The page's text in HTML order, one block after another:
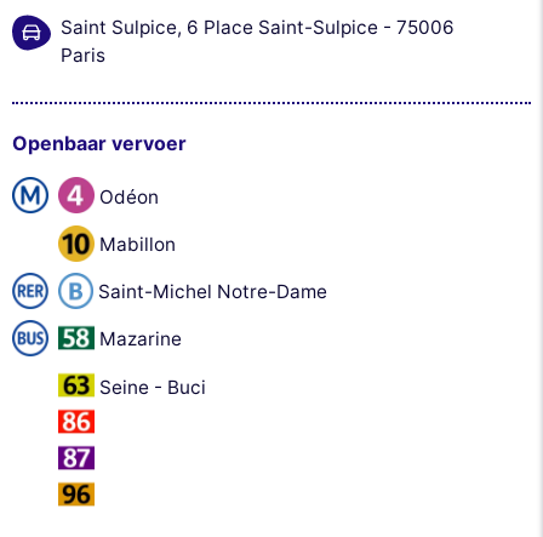
Saint Sulpice, 6 Place Saint-Sulpice - 75006
Paris
Openbaar vervoer
Odéon
Mabillon
Saint-Michel Notre-Dame
Mazarine
Seine - Buci